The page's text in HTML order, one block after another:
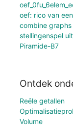
oef: rico van
combine
stellingenspel
Piramide-B7
Ontdek
Reële getallen
Volume